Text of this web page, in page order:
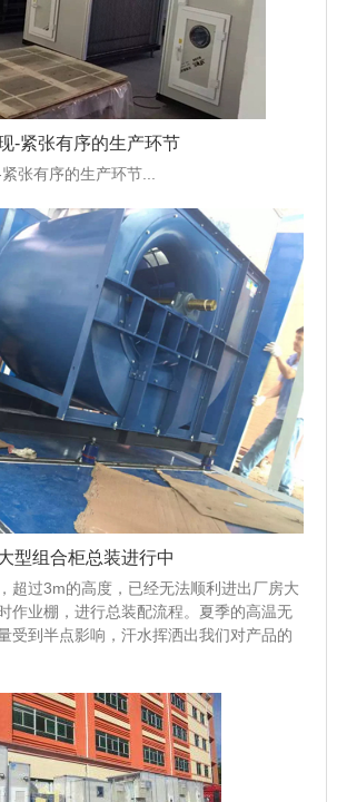
-紧张有序的生产环节
张有序的生产环节...
型组合柜总装进行中
超过3m的高度，已经无法顺利进出厂房大
作业棚，进行总装配流程。夏季的高温无
受到半点影响，汗水挥洒出我们对产品的